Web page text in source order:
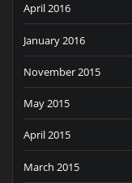
April 2016
January 2016
November 2015
May 2015
April 2015
March 2015